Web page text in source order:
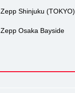
Zepp Shinjuku (TOKYO)
Zepp Osaka Bayside